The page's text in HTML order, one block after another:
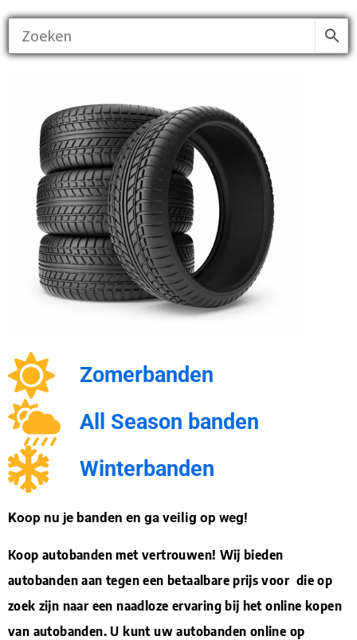
Zomerbanden
All Season banden
Winterbanden
Koop nu je banden en ga veilig op weg!
Koop autobanden met vertrouwen! Wij bieden
autobanden aan tegen een betaalbare prijs voor die op
zoek zijn naar een naadloze ervaring bij het online kopen
van autobanden. U kunt uw autobanden online op